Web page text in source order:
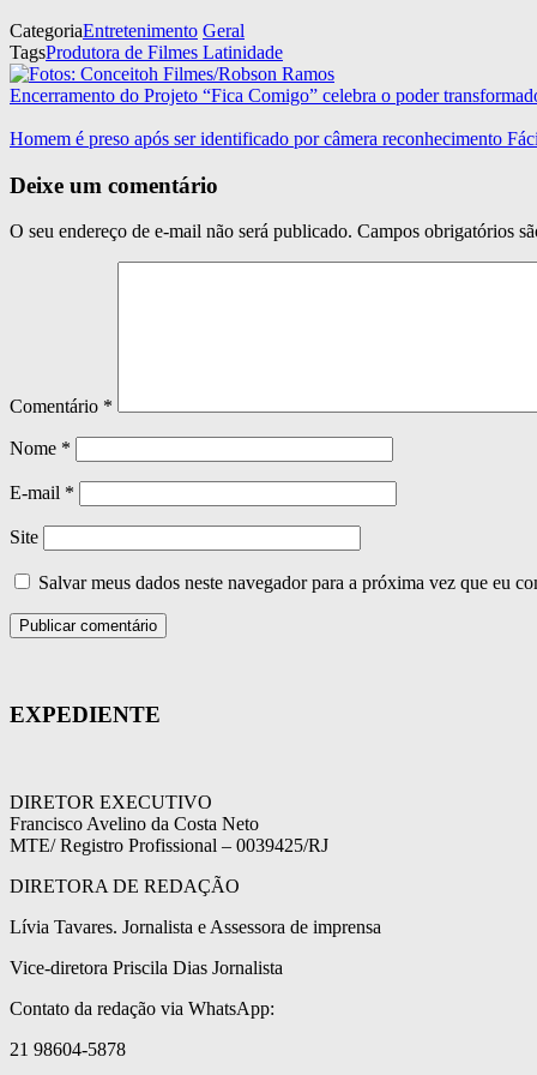
CategoriaEntretenimento Geral
TagsProdutora de Filmes Latinidade
Encerramento do Projeto “Fica Comigo” celebra o poder
Homem é preso após ser identificado por câmera reconhecimento
Deixe um comentário
O seu endereço de e-mail não será publicado. Campos obrigatórios
Comentário *
Nome *
E-mail *
Site
Salvar meus dados neste navegador para a próxima vez que eu
EXPEDIENTE
DIRETOR EXECUTIVO
Francisco Avelino da Costa Neto
MTE/ Registro Profissional – 0039425/RJ
DIRETORA DE REDAÇÃO
Lívia Tavares. Jornalista e Assessora de imprensa
Vice-diretora Priscila Dias Jornalista
Contato da redação via WhatsApp:
21 98604-5878